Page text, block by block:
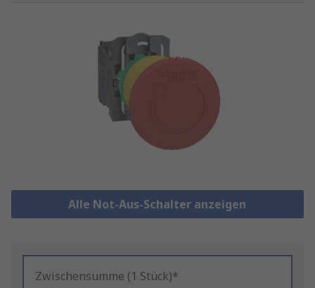
Alle Not-Aus-Schalter anzeigen
Zwischensumme (1 Stück)*